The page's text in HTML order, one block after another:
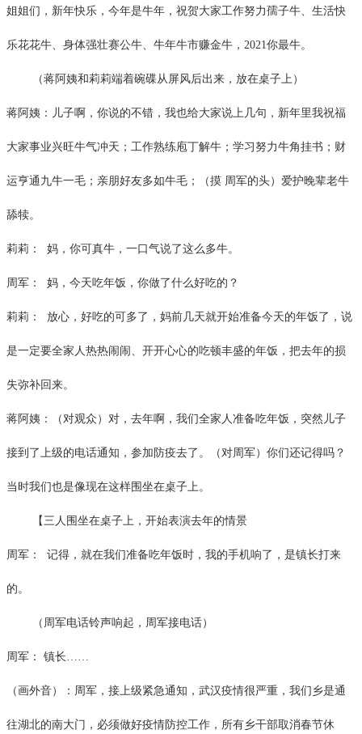
姐姐们，新年快乐，今年是牛年，祝贺大家工作努力孺子牛、生活快
乐花花牛、身体强壮赛公牛、牛年牛市赚金牛，2021你最牛。
（蒋阿姨和莉莉端着碗碟从屏风后出来，放在桌子上）
蒋阿姨：儿子啊，你说的不错，我也给大家说上几句，新年里我祝福
大家事业兴旺牛气冲天；工作熟练庖丁解牛；学习努力牛角挂书；财
运亨通九牛一毛；亲朋好友多如牛毛；（摸 周军的头）爱护晚辈老牛
舔犊。
莉莉： 妈，你可真牛，一口气说了这么多牛。
周军： 妈，今天吃年饭，你做了什么好吃的？
莉莉： 放心，好吃的可多了，妈前几天就开始准备今天的年饭了，说
是一定要全家人热热闹闹、开开心心的吃顿丰盛的年饭，把去年的损
失弥补回来。
蒋阿姨：（对观众）对，去年啊，我们全家人准备吃年饭，突然儿子
接到了上级的电话通知，参加防疫去了。（对周军）你们还记得吗？
当时我们也是像现在这样围坐在桌子上。
【三人围坐在桌子上，开始表演去年的情景
周军： 记得，就在我们准备吃年饭时，我的手机响了，是镇长打来
的。
（周军电话铃声响起，周军接电话）
周军： 镇长
（画外音）：周军，接上级紧急通知，武汉疫情很严重，我们乡是通
往湖北的南大门，必须做好疫情防控工作，所有乡干部取消春节休